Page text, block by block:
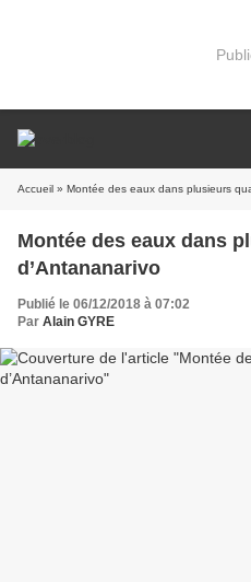
Accueil » Montée des eaux dans plusieurs
Montée des eaux dans
d’Antananarivo
Publié le 06/12/2018 à 07:02
Par Alain GYRE